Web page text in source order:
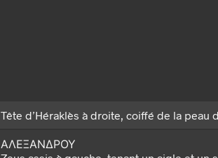
Tête d’Héraklès à droite, coiffé de la peau
ΑΛΕΞΑΝΔΡΟΥ